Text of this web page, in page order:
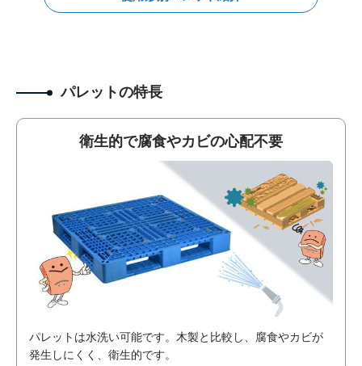
パレットの特長
衛生的で腐食やカビの心配不要
パレットは水洗い可能です。木製と比較し、腐食やカビが
発生しにくく、衛生的です。